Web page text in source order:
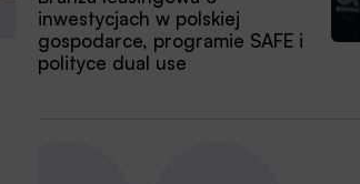
inwestycjach w polskiej
gospodarce, programie SAFE i
polityce dual use